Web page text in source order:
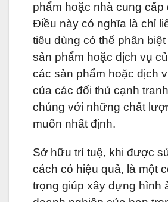
phẩm hoặc nhà cung cấp
Điều này có nghĩa là chỉ
tiêu dùng có thể phân
sản phẩm hoặc dịch vụ
các sản phẩm hoặc dịch
của các đối thủ cạnh
chúng với những chất
muốn nhất định.
Sở hữu trí tuệ, khi được
cách có hiệu quả, là một
trọng giúp xây dựng hình